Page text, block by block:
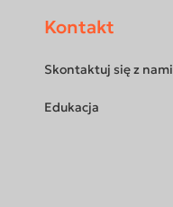
Kontakt
Skontaktuj się z nami
Edukacja